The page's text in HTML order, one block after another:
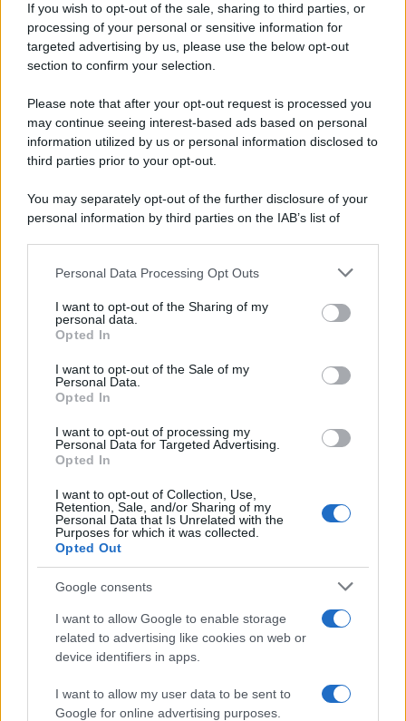
If you wish to opt-out of the sale, sharing to third parties, or
processing of your personal or sensitive information for
targeted advertising by us, please use the below opt-out
section to confirm your selection.
Please note that after your opt-out request is processed you
may continue seeing interest-based ads based on personal
information utilized by us or personal information disclosed to
third parties prior to your opt-out.
You may separately opt-out of the further disclosure of your
personal information by third parties on the IAB’s list of
This information may also be disclosed by us to third parties
disclose it to other third parties.
Please note that this website/app uses one or more Google
services and may gather and store information including but
not limited to your visit or usage behaviour. You may click to
grant or deny consent to Google and its third-party tags to
consent section.
Personal Data Processing Opt Outs
I want to opt-out of the Sharing of my
personal data.
Opted In
I want to opt-out of the Sale of my
Personal Data.
Opted In
I want to opt-out of processing my
Personal Data for Targeted Advertising.
Opted In
I want to opt-out of Collection, Use,
Retention, Sale, and/or Sharing of my
Personal Data that Is Unrelated with the
Purposes for which it was collected.
Opted Out
Google consents
I want to allow Google to enable storage
related to advertising like cookies on web or
device identifiers in apps.
I want to allow my user data to be sent to
Google for online advertising purposes.
Newz Pennsylvania
Newz Illinois
Newz Ohio
Hig Tech Mag
Scoop Mag
Lgbtqia News
Day Travel 365
Francia
Germania
Investieren24
UK
News Hub UK
Lgbtq News
Olanda
NL Newz